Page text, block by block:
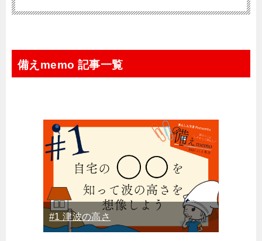
備えmemo 記事一覧
#1 津波の高さ